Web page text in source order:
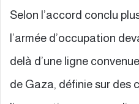
Selon l’accord conclu
l’armée d’occupation
delà d’une ligne
de Gaza, définie sur des